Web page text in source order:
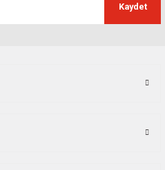
Kaydet